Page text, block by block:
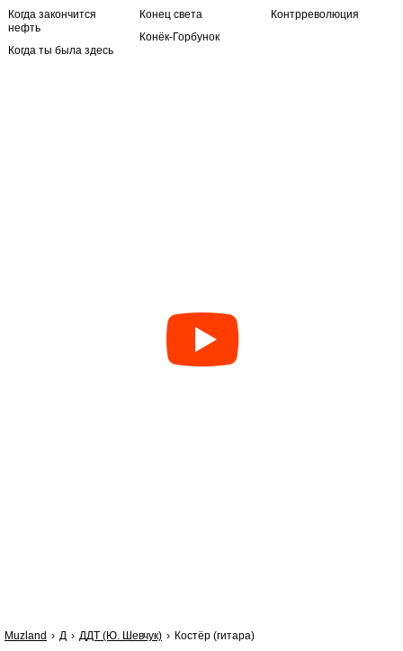
Когда закончится
нефть
Когда ты была здесь
Конец света
Конёк-Горбунок
Контрреволюция
Muzland Д ДДТ (Ю. Шевчук) Костёр (гитара)